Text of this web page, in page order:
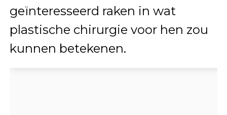
geïnteresseerd raken in wat
plastische chirurgie voor hen zou
kunnen betekenen.